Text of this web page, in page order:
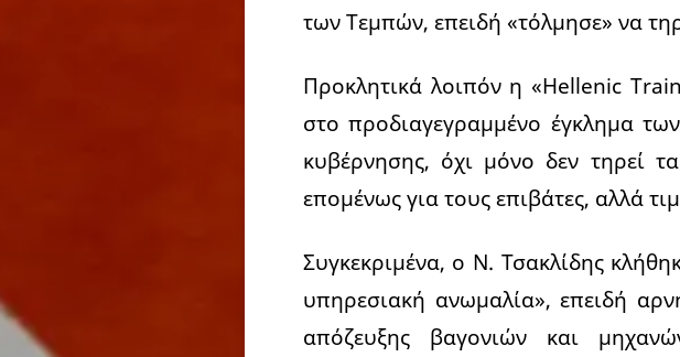
των Τεμπών, επειδή «τόλμησε» να
Προκλητικά λοιπόν η «Hellenic
στο προδιαγεγραμμένο έγκλημα
κυβέρνησης, όχι μόνο δεν τηρεί
επομένως για τους επιβάτες, αλλά
Συγκεκριμένα, ο Ν. Τσακλίδης
υπηρεσιακή ανωμαλία», επειδή
απόζευξης βαγονιών και